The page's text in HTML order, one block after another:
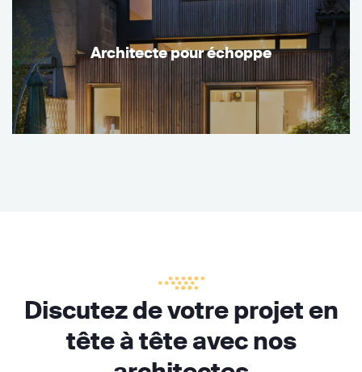
Architecte pour échoppe
Discutez de votre projet en
tête à tête avec nos